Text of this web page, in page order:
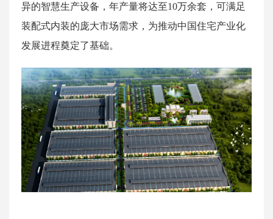
异的智慧生产设备，年产量将达至10万余套，可满足
装配式内装的庞大市场需求，为推动中国住宅产业化
发展进程奠定了基础。